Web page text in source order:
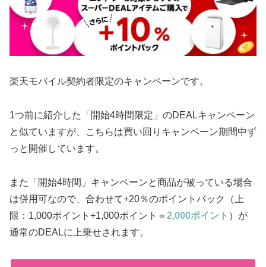
楽天モバイル契約者限定のキャンペーンです。
1つ前に紹介した「開始4時間限定」のDEALキャンペーン
と似ていますが、こちらは買い回りキャンペーン期間中ず
っと開催しています。
また「開始4時間」キャンペーンと商品が被っている場合
は併用可なので、合わせて+20％のポイントバック（上
限：1,000ポイント+1,000ポイント＝ 2,000ポイント ）が
通常のDEALに上乗せされます。